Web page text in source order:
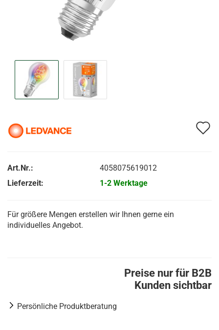
Art.Nr.:
4058075619012
Lieferzeit:
1-2 Werktage
Für größere Mengen erstellen wir Ihnen gerne ein
individuelles Angebot.
Preise nur für B2B
Kunden sichtbar
Persönliche Produktberatung